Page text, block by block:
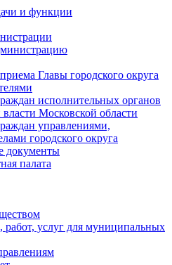
и функции
Главы городского округа
исполнительных органов
власти Московской области
управлениями,
городского округа
документы
палата
работ, услуг для муниципальных